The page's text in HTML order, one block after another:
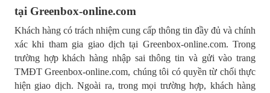
tại Greenbox-online.com
Khách hàng có trách nhiệm cung cấp thông tin đầy đủ và chính
xác khi tham gia giao dịch tại Greenbox-online.com. Trong
trường hợp khách hàng nhập sai thông tin và gửi vào trang
TMĐT Greenbox-online.com, chúng tôi có quyền từ chối thực
hiện giao dịch. Ngoài ra, trong mọi trường hợp, khách hàng